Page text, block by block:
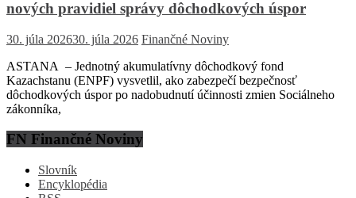
nových pravidiel správy dôchodkových úspor
30. júla 202630. júla 2026 Finančné Noviny
ASTANA – Jednotný akumulatívny dôchodkový fond
Kazachstanu (ENPF) vysvetlil, ako zabezpečí bezpečnosť
dôchodkových úspor po nadobudnutí účinnosti zmien Sociálneho
zákonníka,
FN Finančné Noviny
Slovník
Encyklopédia